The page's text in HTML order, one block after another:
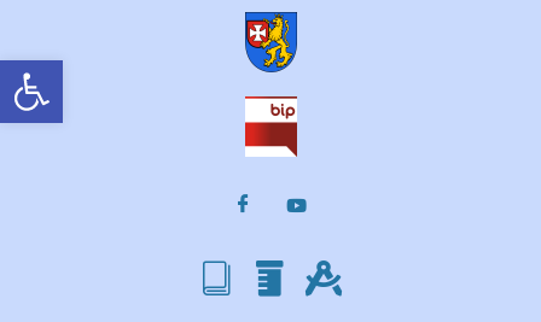
Otwórz pasek narzędzi